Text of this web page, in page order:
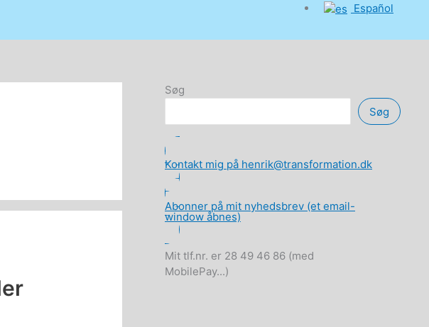
Español
Søg
Søg
Kontakt mig på henrik@transformation.dk
Abonner på mit nyhedsbrev (et email-
window åbnes)
Mit tlf.nr. er 28 49 46 86 (med
MobilePay...)